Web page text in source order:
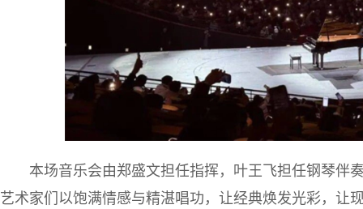
本场音乐会由郑盛文担任指挥，叶王飞担任钢琴伴
艺术家们以饱满情感与精湛唱功，让经典焕发光彩，让